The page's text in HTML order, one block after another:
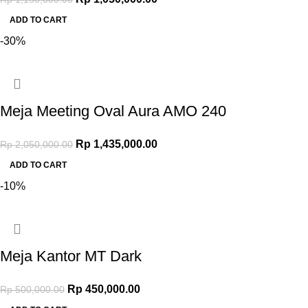
ADD TO CART
-30%
Meja Meeting Oval Aura AMO 240
Rp2,050,000.00 Original price was: Rp 2,050,000.00.
Rp 1,435,000.00
ADD TO CART
-10%
Meja Kantor MT Dark
Rp500,000.00 Original price was: Rp 500,000.00.
Rp 450,000.00